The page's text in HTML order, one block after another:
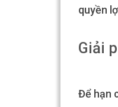
quyền
Giải
Để hạn